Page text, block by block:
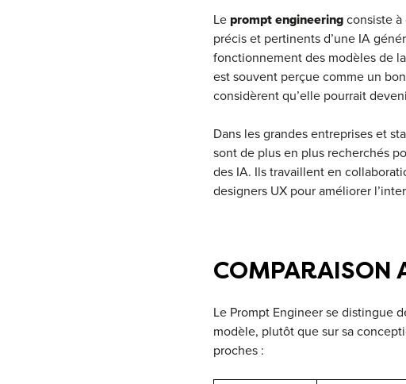
Le prompt engineeringconsiste à
précis et pertinents d’une IA
fonctionnement des modèles de
est souvent perçue comme un
considèrent qu’elle pourrait
Dans les grandes entreprises et
sont de plus en plus recherchés
des IA. Ils travaillent en
designers UX pour améliorer
COMPARAISON
Le Prompt Engineer se distingue
modèle, plutôt que sur sa
proches :